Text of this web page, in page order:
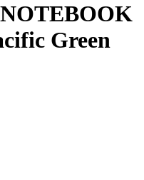
Green